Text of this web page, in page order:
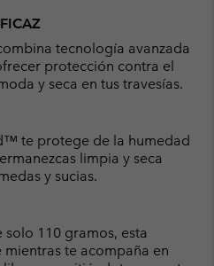
tecnología avanzada
protección contra el
y seca en tus travesías.
te protege de la humedad
limpia y seca
y sucias.
110 gramos, esta
mientras te acompaña en